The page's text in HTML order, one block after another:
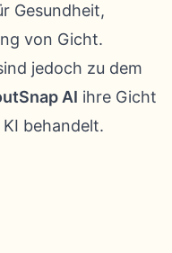
Gesundheit,
von Gicht.
jedoch zu dem
AI ihre Gicht
behandelt.